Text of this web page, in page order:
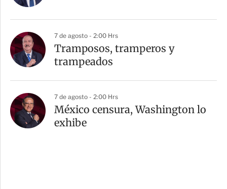
7 de agosto - 2:00 Hrs
Tramposos, tramperos y
trampeados
7 de agosto - 2:00 Hrs
México censura, Washington lo
exhibe